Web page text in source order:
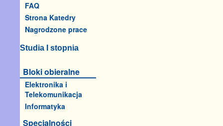
FAQ
Strona Katedry
Nagrodzone prace
Studia I stopnia
Bloki obieralne
Elektronika i
Telekomunikacja
Informatyka
Specjalności